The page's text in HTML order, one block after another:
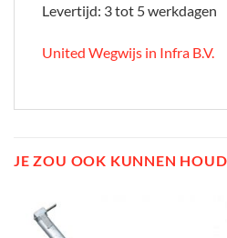
Levertijd: 3 tot 5 werkdagen
United Wegwijs in Infra B.V.
JE ZOU OOK KUNNEN